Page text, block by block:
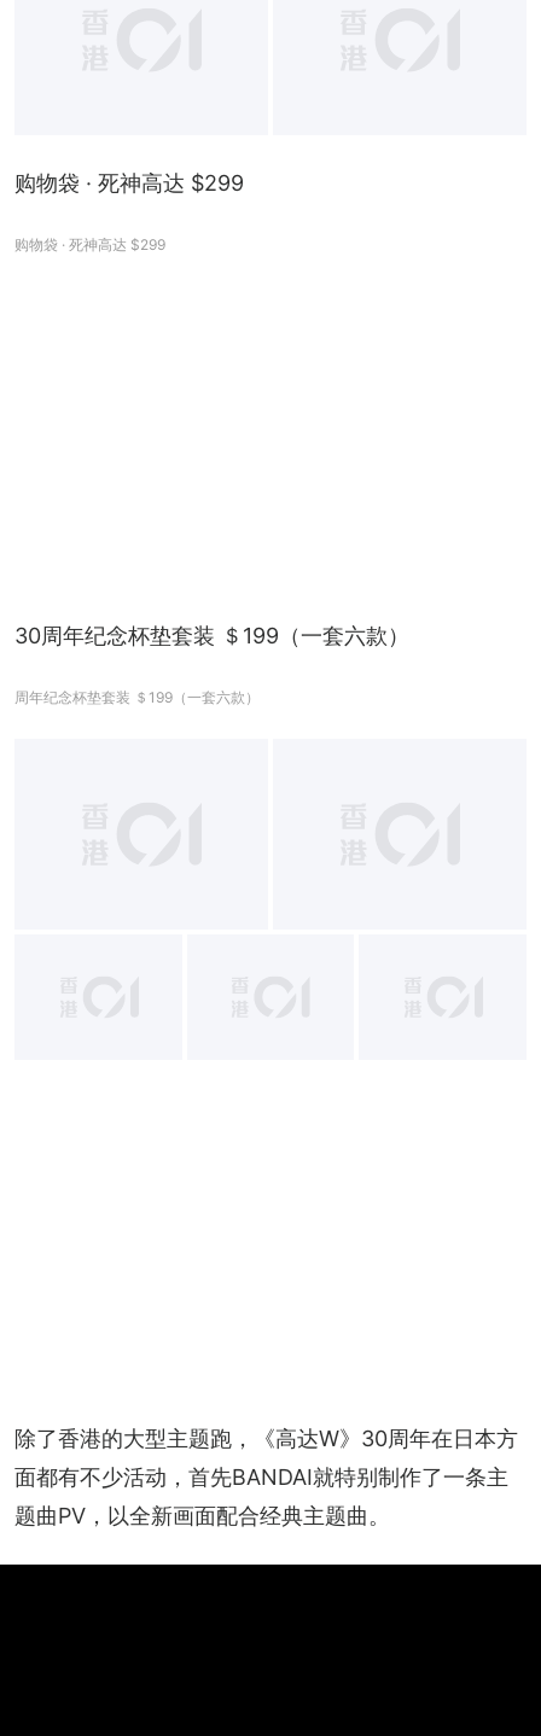
购物袋 · 死神高达 $299
购物袋 · 死神高达 $299
30周年纪念杯垫套装 ＄199（一套六款）
周年纪念杯垫套装 ＄199（一套六款）
除了香港的大型主题跑，《高达W》30周年在日本方
面都有不少活动，首先BANDAI就特别制作了一条主
题曲PV，以全新画面配合经典主题曲。